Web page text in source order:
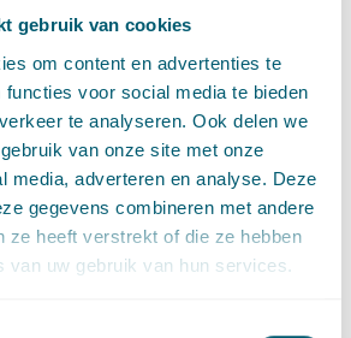
gebruik van cookies
om content en advertenties te
functies voor social media te bieden
te analyseren. Ook delen we
van onze site met onze
media, adverteren en analyse. Deze
gegevens combineren met andere
ze heeft verstrekt of die ze hebben
van uw gebruik van hun services.
genormaliseerde ambtenaar
e-mail